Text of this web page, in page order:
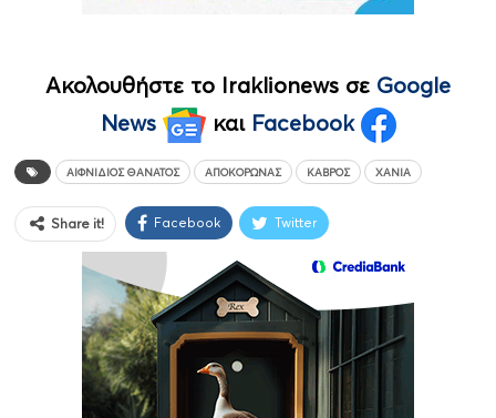
Ακολουθήστε το Iraklionews σε Google
News
και Facebook
ΑΙΦΝΊΔΙΟΣ ΘΆΝΑΤΟΣ ΑΠΟΚΌΡΩΝΑΣ ΚΑΒΡΌΣ ΧΑΝΙΆ
Share it! Facebook Twitter